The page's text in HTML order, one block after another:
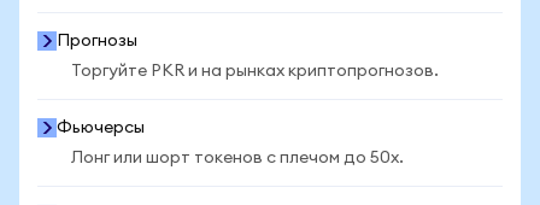
Прогнозы
Торгуйте PKR и на рынках криптопрогнозов.
Фьючерсы
Лонг или шорт токенов с плечом до 50x.